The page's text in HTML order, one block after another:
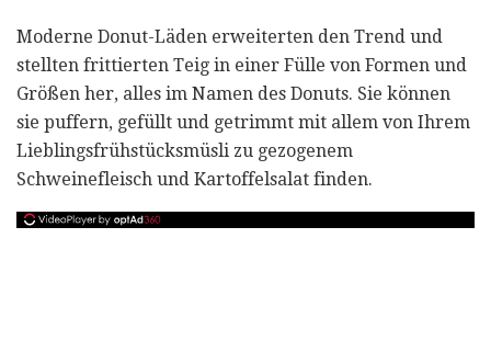
Moderne Donut-Läden erweiterten den Trend und
stellten frittierten Teig in einer Fülle von Formen und
Größen her, alles im Namen des Donuts. Sie können
sie puffern, gefüllt und getrimmt mit allem von Ihrem
Lieblingsfrühstücksmüsli zu gezogenem
Schweinefleisch und Kartoffelsalat finden.